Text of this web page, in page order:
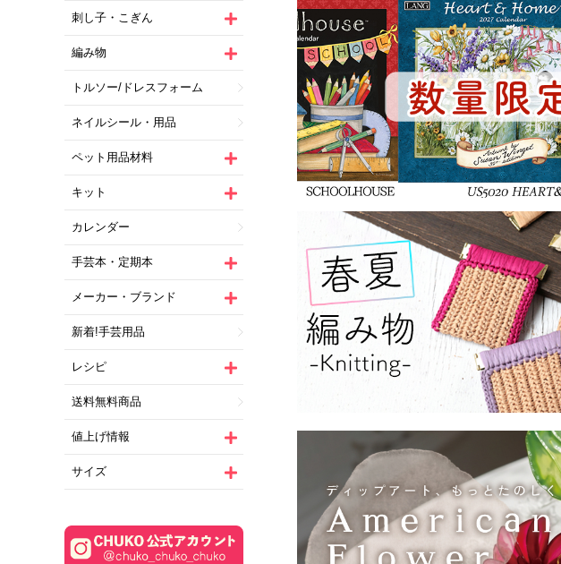
刺し子・こぎん
編み物
トルソー/ドレスフォーム
ネイルシール・用品
ペット用品材料
キット
カレンダー
手芸本・定期本
メーカー・ブランド
新着!手芸用品
レシピ
送料無料商品
値上げ情報
サイズ